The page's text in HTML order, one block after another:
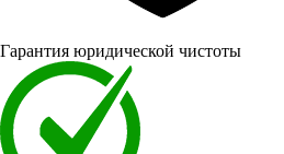
Гарантия юридической чистоты